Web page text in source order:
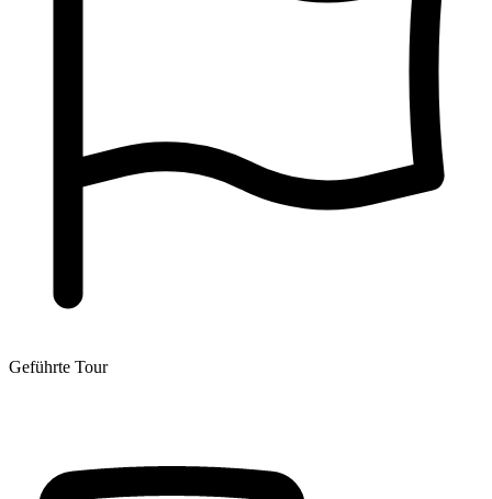
Geführte Tour